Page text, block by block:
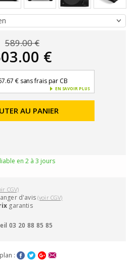
589.00 €
€
€ sans frais par CB
EN SAVOIR PLUS
AU PANIER
en 2 à 3 jours
CGV)
d'avis(voir CGV)
garantis
03 20 88 85 85
: